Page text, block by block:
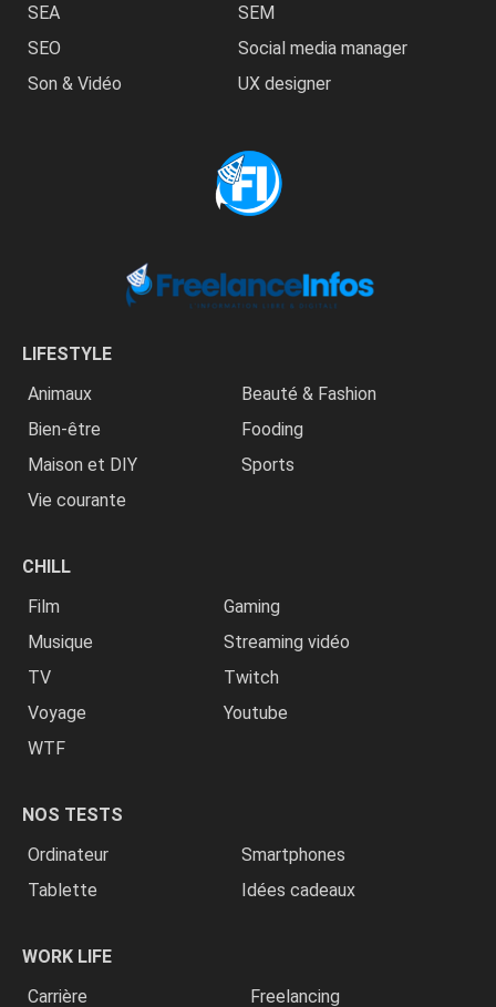
SEA
SEM
SEO
Social media manager
Son & Vidéo
UX designer
LIFESTYLE
Animaux
Beauté & Fashion
Bien-être
Fooding
Maison et DIY
Sports
Vie courante
CHILL
Film
Gaming
Musique
Streaming vidéo
TV
Twitch
Voyage
Youtube
WTF
NOS TESTS
Ordinateur
Smartphones
Tablette
Idées cadeaux
WORK LIFE
Carrière
Freelancing